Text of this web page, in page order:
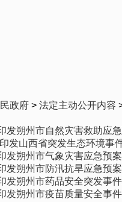
政府 > 法定主动公开内容
发朔州市自然灾害救助应
发山西省突发生态环境事
发朔州市气象灾害应急预
发朔州市防汛抗旱应急预
发朔州市药品安全突发事
发朔州市疫苗质量安全事